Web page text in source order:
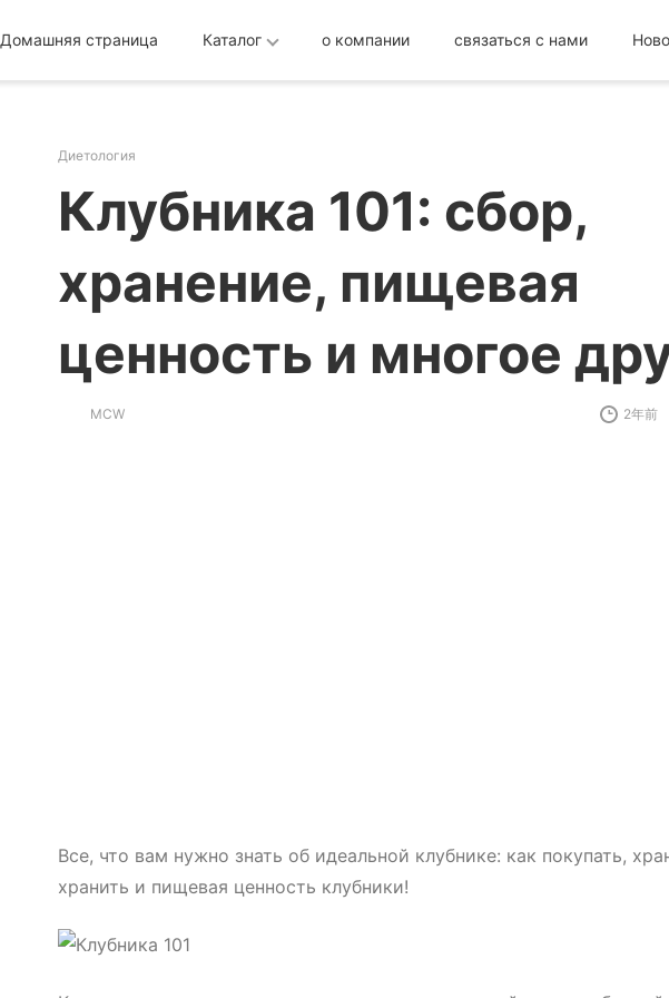
Домашняя страница Каталог о компании связаться с нами
Диетология
Клубника 101: сбор,
хранение, пищевая
ценность и многое
MCW 2年前
Все, что вам нужно знать об идеальной клубнике: как покупать,
хранить и пищевая ценность клубники!